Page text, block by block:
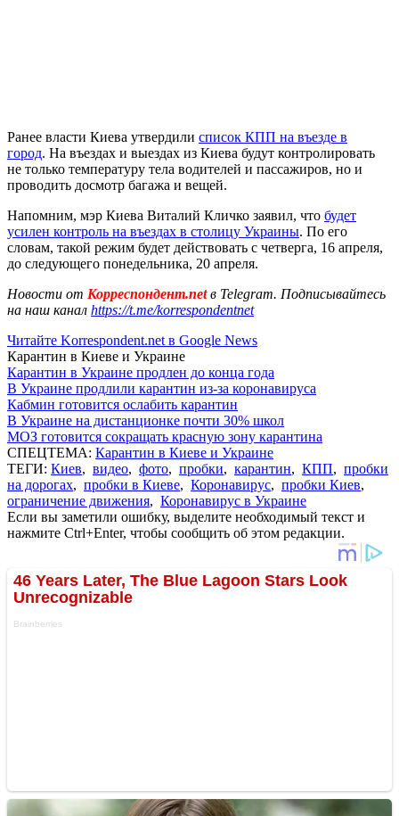
Ранее власти Киева утвердили список КПП на въезде в
город. На въездах и выездах из Киева будут контролировать
не только температуру тела водителей и пассажиров, но и
проводить досмотр багажа и вещей.
Напомним, мэр Киева Виталий Кличко заявил, что будет
усилен контроль на въездах в столицу Украины. По его
словам, такой режим будет действовать с четверга, 16 апреля,
до следующего понедельника, 20 апреля.
Новости от Корреспондент.netв Telegram. Подписывайтесь
на наш канал https://t.me/korrespondentnet
Читайте Korrespondent.net в Google News
Карантин в Киеве и Украине
Карантин в Украине продлен до конца года
В Украине продлили карантин из-за коронавируса
Кабмин готовится ослабить карантин
В Украине на дистанционке почти 30% школ
МОЗ готовится сокращать красную зону карантина
СПЕЦТЕМА: Карантин в Киеве и Украине
ТЕГИ: Киев, видео, фото, пробки, карантин, КПП, пробки
на дорогах, пробки в Киеве, Коронавирус, пробки Киев,
ограничение движения, Коронавирус в Украине
Если вы заметили ошибку, выделите необходимый текст и
нажмите Ctrl+Enter, чтобы сообщить об этом редакции.